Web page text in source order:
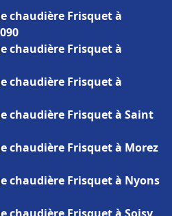
chaudière Frisquet à
chaudière Frisquet à
chaudière Frisquet à
chaudière Frisquet à Saint
chaudière Frisquet à Morez
chaudière Frisquet à Nyons